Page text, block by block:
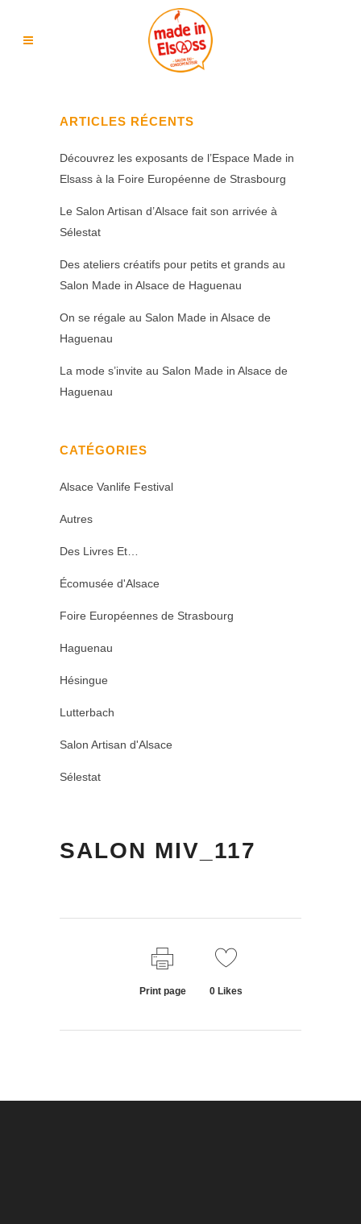
ARTICLES RÉCENTS
Découvrez les exposants de l’Espace Made in
Elsass à la Foire Européenne de Strasbourg
Le Salon Artisan d’Alsace fait son arrivée à
Sélestat
Des ateliers créatifs pour petits et grands au
Salon Made in Alsace de Haguenau
On se régale au Salon Made in Alsace de
Haguenau
La mode s’invite au Salon Made in Alsace de
Haguenau
CATÉGORIES
Alsace Vanlife Festival
Autres
Des Livres Et…
Écomusée d'Alsace
Foire Européennes de Strasbourg
Haguenau
Hésingue
Lutterbach
Salon Artisan d'Alsace
Sélestat
SALON MIV_117
Print page 0Likes